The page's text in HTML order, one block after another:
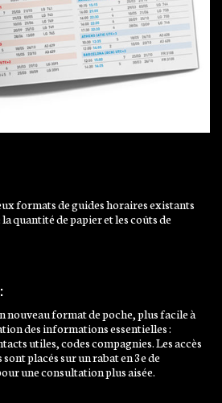
formats de guides horaires existants
quantité de papier et les coûts de
nouveau format de poche, plus facile à
des informations essentielles :
utiles, codes compagnies. Les accès
placés sur un rabat en 3e de
une consultation plus aisée.